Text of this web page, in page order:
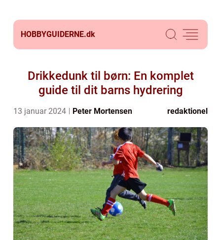
HOBBYGUIDERNE.dk
Drikkedunk til børn: En komplet
guide til dit barns hydrering
13 januar 2024 Peter Mortensen redaktionel